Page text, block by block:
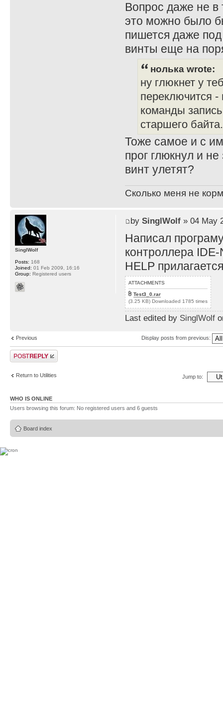
Вопрос даже не в
это можно было
пишется даже
винты еще на
нолька wrote:
ну глюкнет у
переключится
команды
старшего байта.
Тоже самое и с
прог глюкнул и
винт улетят?
Сколько меня не
by SinglWolf» 04 May
Написал
контроллера IDE-
HELP
ATTACHMENTS
Test3_0.rar
(3.25 KB) Downloaded 1785 times
Last edited by SinglWolf
SinglWolf
Posts: 168
Joined: 01 Feb 2009, 16:16
Group: Registered users
Previous Display posts from previous:
Post a reply
Return to Utilities Jump to:
WHO IS ONLINE
Users browsing this forum: No registered users and 6 guests
Board index